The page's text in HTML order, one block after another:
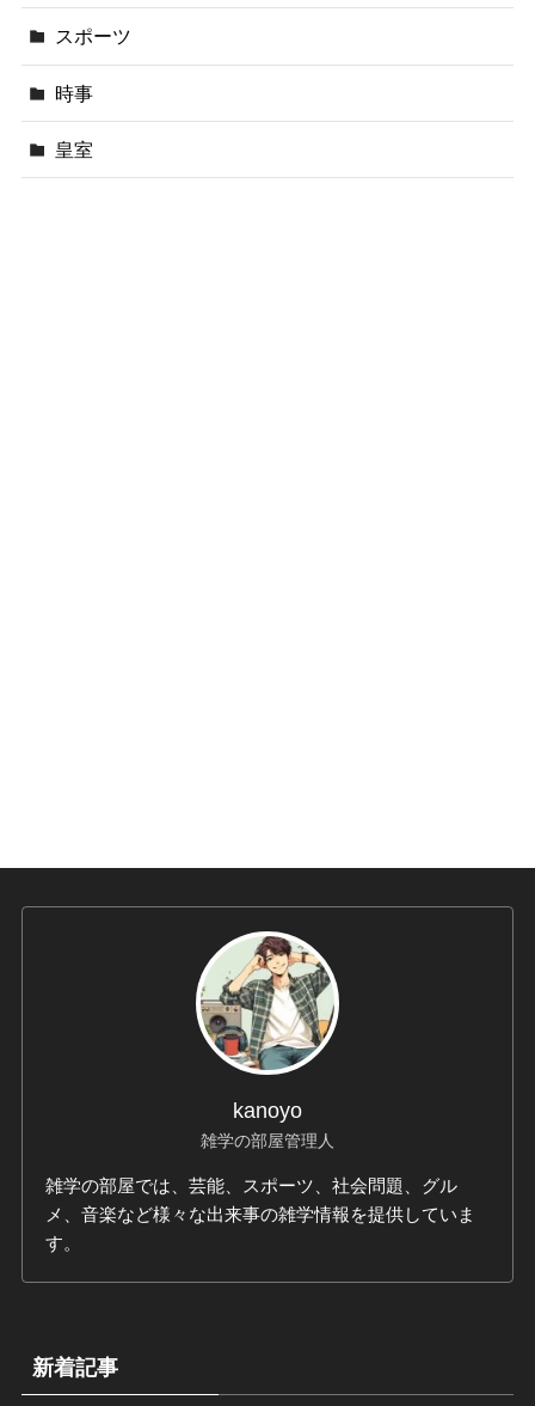
スポーツ
時事
皇室
kanoyo
雑学の部屋管理人
雑学の部屋では、芸能、スポーツ、社会問題、グル
メ、音楽など様々な出来事の雑学情報を提供していま
す。
新着記事